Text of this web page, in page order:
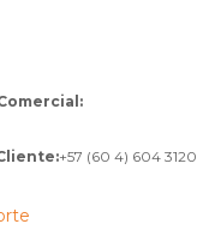
+57 (60 4) 604 3120